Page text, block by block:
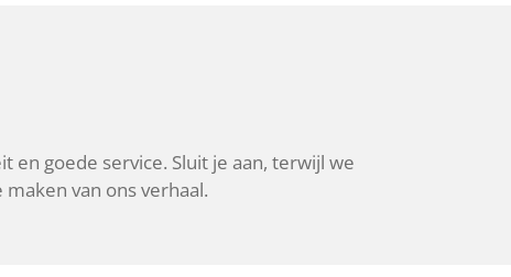
en goede service. Sluit je aan, terwijl we
van ons verhaal.